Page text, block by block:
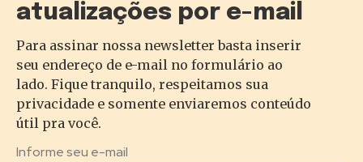
atualizações por e-mail
Para assinar nossa newsletter basta inserir
seu endereço de e-mail no formulário ao
lado. Fique tranquilo, respeitamos sua
privacidade e somente enviaremos conteúdo
útil pra você.
Informe seu e-mail